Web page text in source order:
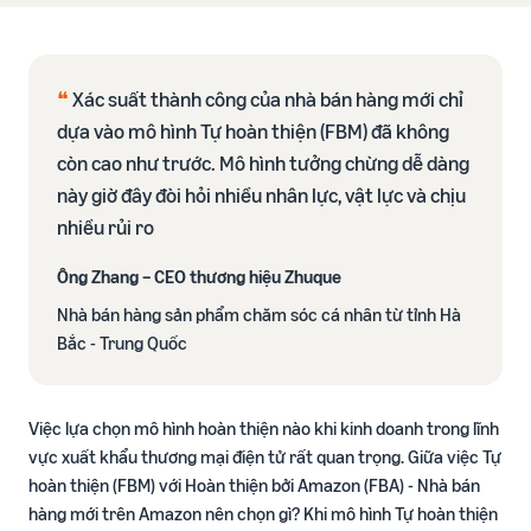
bán
hàng
mới
Thư viện kiến thức bán
hàng
diện
FBA (Fulfillment By
Đăng ký thương hiệu
Amazon Brand Registry -
Bảo vệ thương hiệu và
hoạch
Lập kế hoạch kinh
doanh
Định hướng kế hoạch qua 5
bước
Lập kế hoạch tài chính
doanh thu
Dự kiến doanh thu và tối ưu
chi phí
thu và chi phí
Biểu mẫu P&L chi tiết
Tài liệu hướng dẫn thực
doanh
thu
Công cụ khuyến mãi
(Coupon, Deal)
Công cụ tạo và quản lý
Quảng cáo trên
Amazon
Chương trình Bệ phóng
tăng trưởng Turbo
Đào tạo chuyên sâu cho Nhà
bán hàng từ năm 2
Công
Trình khám phá cơ hội
sản phẩm
Tìm kiếm cơ hội sản phẩm
Nội dung A+
Nâng cao trang sản phẩm
với video, hình ảnh, biểu đồ
so sánh,...
Chia sẻ kiến thức và bí quyết
bán hàng
Tin
tức
- Sự
kiện
Hội nghị
Global Selling
Tin tức
Cập nhật chính sách và
Ưu
đãi
ký
❝Xác suất thành công của nhà bán hàng mới chỉ
dựa vào mô hình Tự hoàn thiện (FBM) đã không
còn cao như trước. Mô hình tưởng chừng dễ dàng
này giờ đây đòi hỏi nhiều nhân lực, vật lực và chịu
nhiều rủi ro
Ông Zhang – CEO thương hiệu Zhuque
Nhà bán hàng sản phẩm chăm sóc cá nhân từ tỉnh Hà
Bắc​ - Trung Quốc
Việc lựa chọn mô hình hoàn thiện nào khi kinh doanh trong lĩnh
vực xuất khẩu thương mại điện tử rất quan trọng. Giữa việc Tự
hoàn thiện (FBM) với Hoàn thiện bởi Amazon (FBA) - Nhà bán
hàng mới trên Amazon nên chọn gì? Khi mô hình Tự hoàn thiện